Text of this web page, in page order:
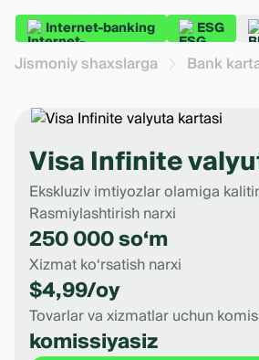
Internet-banking ESG
Jismoniy shaxslarga Bank
Visa Infinite
Ekskluziv imtiyozlar olamiga
Rasmiylashtirish narxi
250 000 so‘m
Xizmat ko‘rsatish narxi
$4,99/oy
Tovarlar va xizmatlar uchun
komissiyasiz